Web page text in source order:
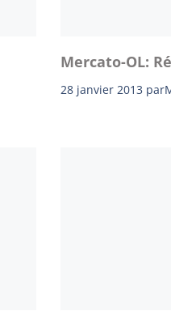
Mercato-OL:
28 janvier 2013 par